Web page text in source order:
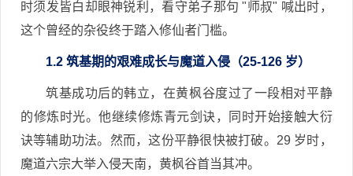
时须发皆白却眼神锐利，看守弟子那句 "师叔" 喊出时，
这个曾经的杂役终于踏入修仙者门槛。
1.2 筑基期的艰难成长与魔道入侵（25-126 岁）
筑基成功后的韩立，在黄枫谷度过了一段相对平静
的修炼时光。他继续修炼青元剑诀，同时开始接触大衍
诀等辅助功法。然而，这份平静很快被打破。29 岁时，
魔道六宗大举入侵天南，黄枫谷首当其冲。